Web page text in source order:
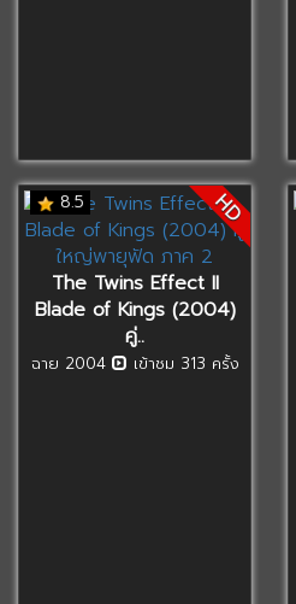
8.5 HD
The Twins Effect II
Blade of Kings (2004)
คู่..
ฉาย 2004 เข้าชม 313 ครั้ง